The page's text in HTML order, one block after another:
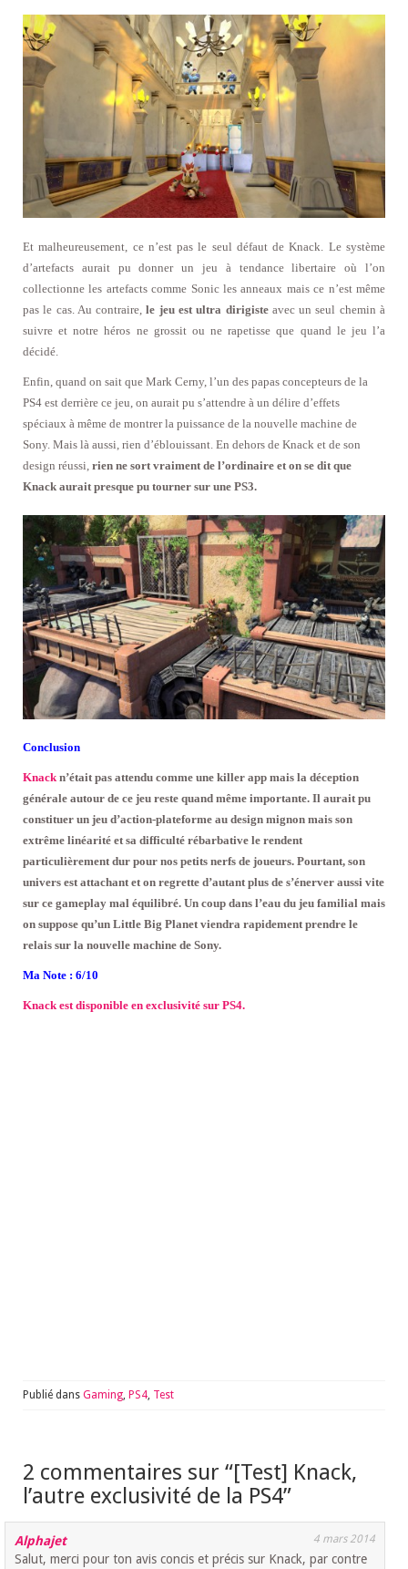
Et malheureusement, ce n’est pas le seul défaut de Knack. Le système
d’artefacts aurait pu donner un jeu à tendance libertaire où l’on
collectionne les artefacts comme Sonic les anneaux mais ce n’est même
pas le cas. Au contraire,le jeu est ultra dirigisteavec un seul chemin à
suivre et notre héros ne grossit ou ne rapetisse que quand le jeu l’a
décidé.
Enfin, quand on sait que Mark Cerny, l’un des papas concepteurs de la
PS4 est derrière ce jeu, on aurait pu s’attendre à un délire d’effets
spéciaux à même de montrer la puissance de la nouvelle machine de
Sony. Mais là aussi, rien d’éblouissant. En dehors de Knack et de son
design réussi, rien ne sort vraiment de l’ordinaire et on se dit que
Knack aurait presque pu tourner sur une PS3.
Conclusion
Knack n’était pas attendu comme une killer app mais la déception
générale autour de ce jeu reste quand même importante. Il aurait pu
constituer un jeu d’action-plateforme au design mignon mais son
extrême linéarité et sa difficulté rébarbative le rendent
particulièrement dur pour nos petits nerfs de joueurs. Pourtant, son
univers est attachant et on regrette d’autant plus de s’énerver aussi vite
sur ce gameplay mal équilibré. Un coup dans l’eau du jeu familial mais
on suppose qu’un Little Big Planet viendra rapidement prendre le
relais sur la nouvelle machine de Sony.
Ma Note : 6/10
Knack est disponible en exclusivité sur PS4.
Publié dans Gaming, PS4, Test
2 commentaires sur “[Test] Knack,
l’autre exclusivité de la PS4”
Alphajet 4 mars 2014
Salut, merci pour ton avis concis et précis sur Knack, par contre